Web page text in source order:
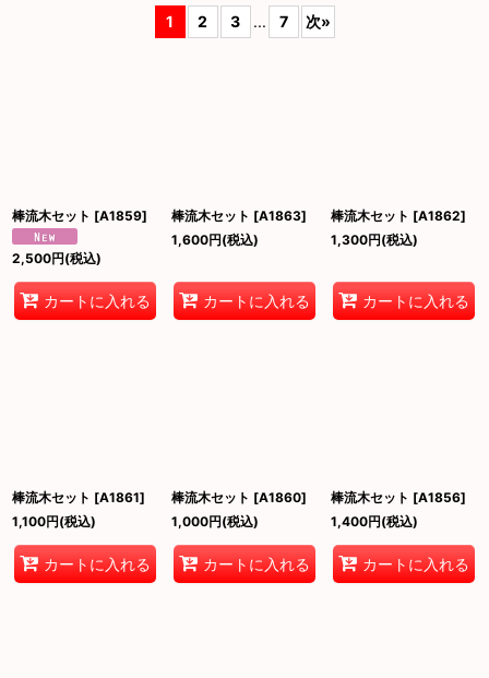
1 2 3 ... 7 次»
棒流木セット [A1859]
2,500円(税込)
カートに入れる
棒流木セット [A1863]
1,600円(税込)
カートに入れる
棒流木セット [A1862]
1,300円(税込)
カートに入れる
棒流木セット [A1861]
1,100円(税込)
カートに入れる
棒流木セット [A1860]
1,000円(税込)
カートに入れる
棒流木セット [A1856]
1,400円(税込)
カートに入れる